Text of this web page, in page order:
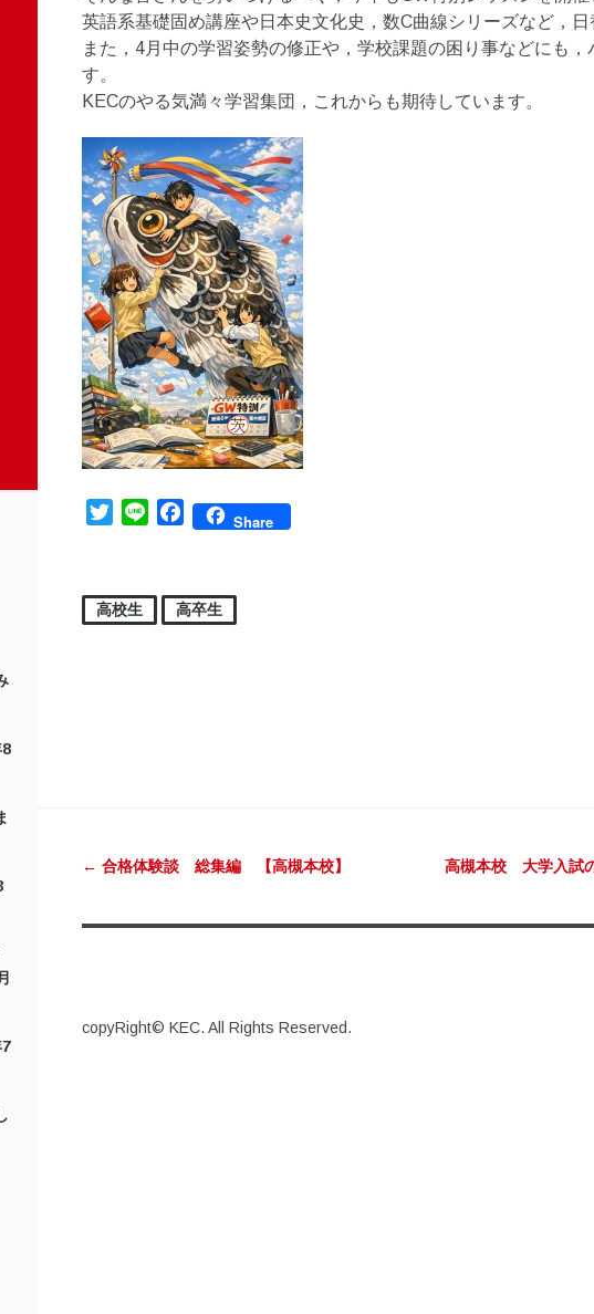
英語系基礎固め講座や日本史文化史，数C曲線シリーズなど，日
また，4月中の学習姿勢の修正や，学校課題の困り事などにも，
す。
KECのやる気満々学習集団，これからも期待しています。
TwitterLine FacebookShare
高校生 高卒生
← 合格体験談 総集編 【高槻本校】 高槻本校 大学入試
copyRight© KEC. All Rights Reserved.